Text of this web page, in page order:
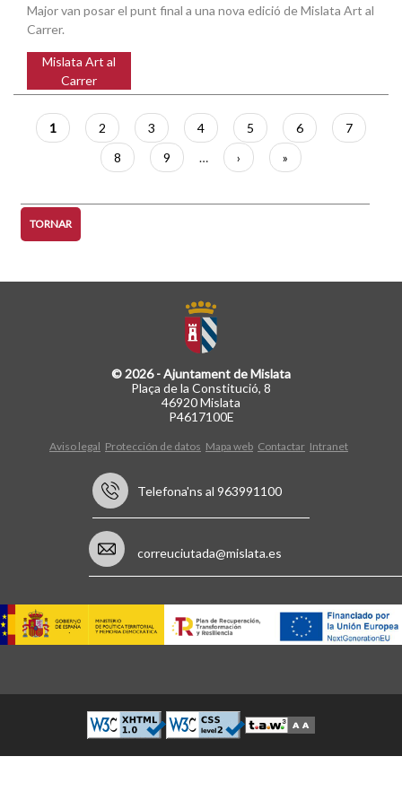
Major van posar el punt final a una nova edició de Mislata Art al
Carrer.
Mislata Art al
Carrer
Paginació
Pàgina
actual
1 Pàgina
2 Pàgina
3 Pàgina
4 Pàgina
5 Pàgina
6 Pàgina
7
Pàgina
8 Pàgina
9 …
Pàgina
següent
›
Última
pàgina
»
TORNAR
© 2026 - Ajuntament de Mislata
Plaça de la Constitució, 8
46920 Mislata
P4617100E
Aviso legal Protección de datos Mapa web Contactar Intranet
Telefona'ns al 963991100
correuciutada@mislata.es